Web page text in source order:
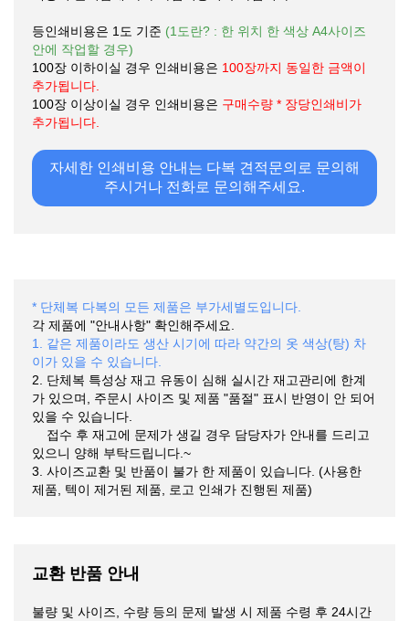
등인쇄비용은 1도 기준 (1도란? : 한 위치 한 색상 A4사이즈
안에 작업할 경우)
100장 이하이실 경우 인쇄비용은 100장까지 동일한 금액이
추가됩니다.
100장 이상이실 경우 인쇄비용은 구매수량 * 장당인쇄비가
추가됩니다.
자세한 인쇄비용 안내는 다복 견적문의로 문의해
주시거나 전화로 문의해주세요.
* 단체복 다복의 모든 제품은 부가세별도입니다.
각 제품에 "안내사항" 확인해주세요.
1. 같은 제품이라도 생산 시기에 따라 약간의 옷 색상(탕) 차
이가 있을 수 있습니다.
2. 단체복 특성상 재고 유동이 심해 실시간 재고관리에 한계
가 있으며, 주문시 사이즈 및 제품 "품절" 표시 반영이 안 되어
있을 수 있습니다.
접수 후 재고에 문제가 생길 경우 담당자가 안내를 드리고
있으니 양해 부탁드립니다.~
3. 사이즈교환 및 반품이 불가 한 제품이 있습니다. (사용한
제품, 텍이 제거된 제품, 로고 인쇄가 진행된 제품)
교환 반품 안내
불량 및 사이즈, 수량 등의 문제 발생 시 제품 수령 후 24시간